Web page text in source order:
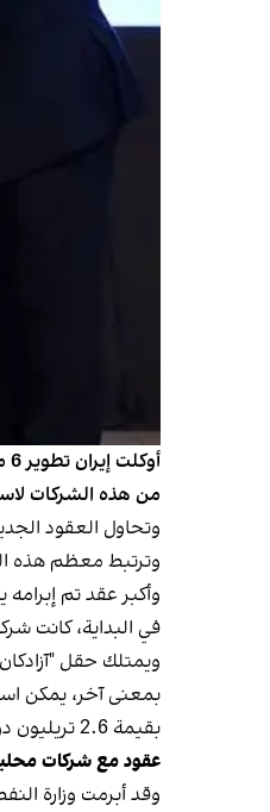
من هذه الشركات
وتحاول العقود الجديدة، التي تم توقيعها في 7 مارس
وترتبط معظم هذه
وأكبر عقد تم
في البداية، كانت شركة
ويمتلك حقل
بقيمة 2.6 تريليون دولار، دون تكنولوجيا الدول الغربية.
عقود مع شركات
وقد أبرمت وزارة النفط الإيرانية عقدا بقيمة 11.5